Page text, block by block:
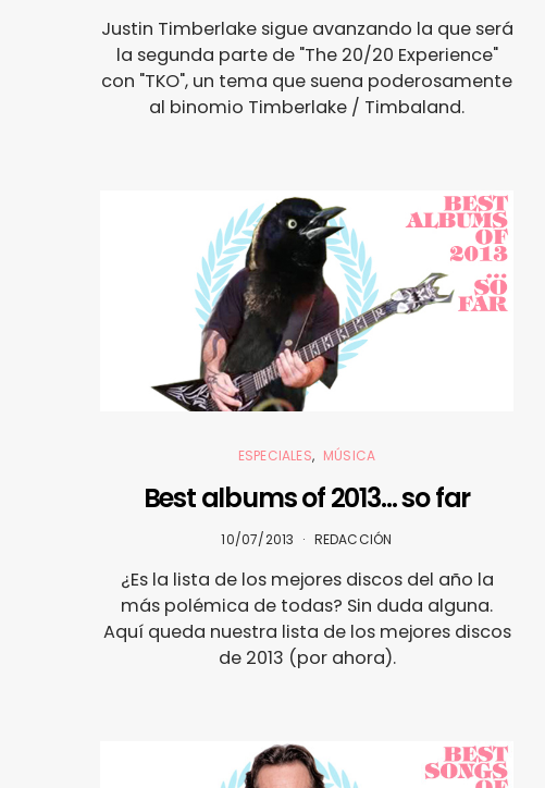
Justin Timberlake sigue avanzando la que será
la segunda parte de "The 20/20 Experience"
con "TKO", un tema que suena poderosamente
al binomio Timberlake / Timbaland.
ESPECIALES MÚSICA
Best albums of 2013… so far
10/07/2013 REDACCIÓN
¿Es la lista de los mejores discos del año la
más polémica de todas? Sin duda alguna.
Aquí queda nuestra lista de los mejores discos
de 2013 (por ahora).